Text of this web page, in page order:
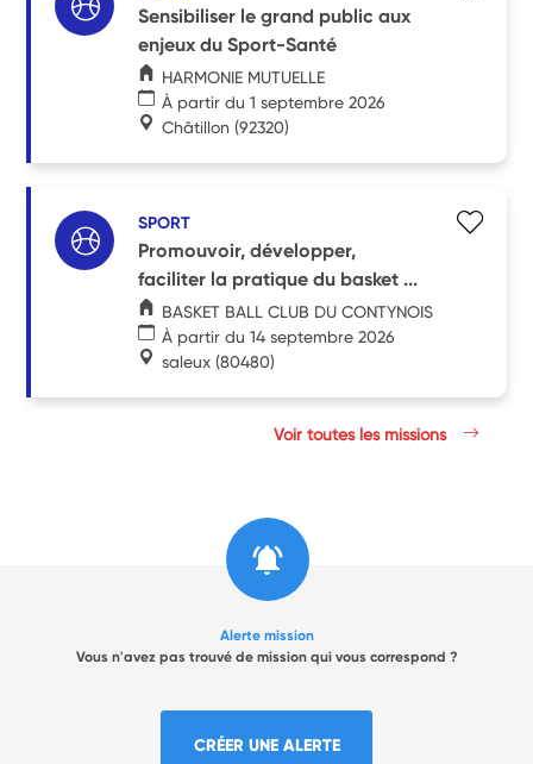
Sensibiliser le grand public aux
enjeux du Sport-Santé
HARMONIE MUTUELLE
À partir du 1 septembre 2026
Châtillon (92320)
SPORT
Promouvoir, développer,
faciliter la pratique du basket ...
BASKET BALL CLUB DU CONTYNOIS
À partir du 14 septembre 2026
saleux (80480)
Voir toutes les missions
Alerte mission
Vous n'avez pas trouvé de mission qui vous correspond ?
CRÉER UNE ALERTE